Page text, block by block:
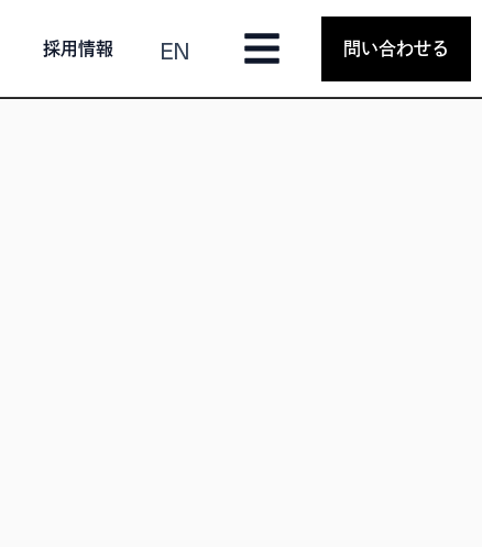
採用情報 EN 問い合わせる